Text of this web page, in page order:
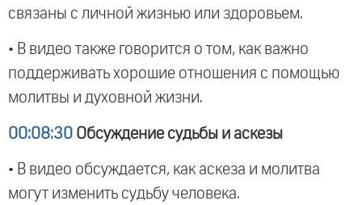
связаны с личной жизнью или здоровьем.
• В видео также говорится о том, как важно
поддерживать хорошие отношения с помощью
молитвы и духовной жизни.
00:08:30 Обсуждение судьбы и аскезы
• В видео обсуждается, как аскеза и молитва
могут изменить судьбу человека.